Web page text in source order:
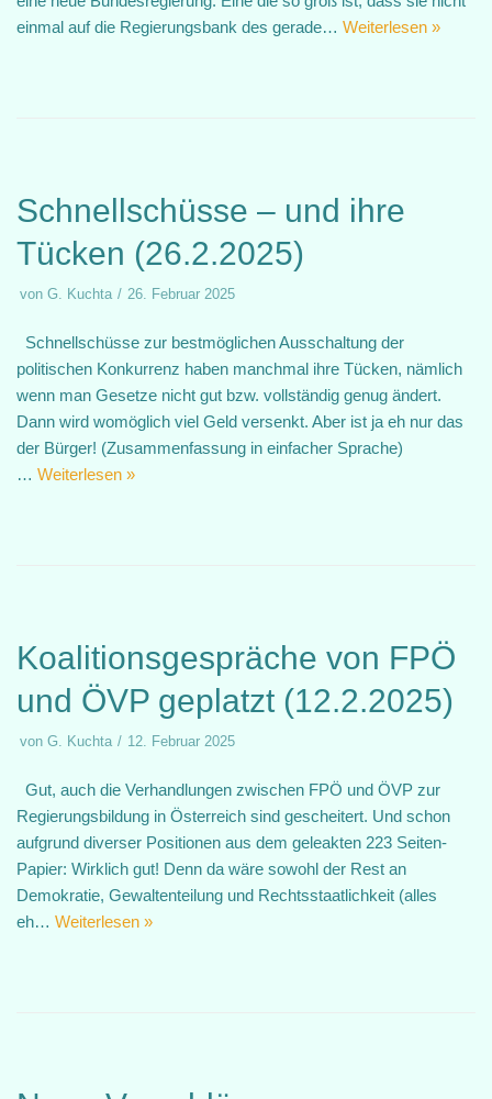
einmal auf die Regierungsbank des gerade… Weiterlesen »
Schnellschüsse – und ihre
Tücken (26.2.2025)
von G. Kuchta 26. Februar 2025
Schnellschüsse zur bestmöglichen Ausschaltung der
politischen Konkurrenz haben manchmal ihre Tücken, nämlich
wenn man Gesetze nicht gut bzw. vollständig genug ändert.
Dann wird womöglich viel Geld versenkt. Aber ist ja eh nur das
der Bürger! (Zusammenfassung in einfacher Sprache)
… Weiterlesen »
Koalitionsgespräche von FPÖ
und ÖVP geplatzt (12.2.2025)
von G. Kuchta 12. Februar 2025
Gut, auch die Verhandlungen zwischen FPÖ und ÖVP zur
Regierungsbildung in Österreich sind gescheitert. Und schon
aufgrund diverser Positionen aus dem geleakten 223 Seiten-
Papier: Wirklich gut! Denn da wäre sowohl der Rest an
Demokratie, Gewaltenteilung und Rechtsstaatlichkeit (alles
eh… Weiterlesen »